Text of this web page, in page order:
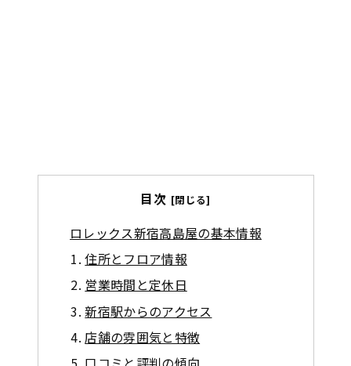
目次
ロレックス新宿高島屋の基本情報
住所とフロア情報
営業時間と定休日
新宿駅からのアクセス
店舗の雰囲気と特徴